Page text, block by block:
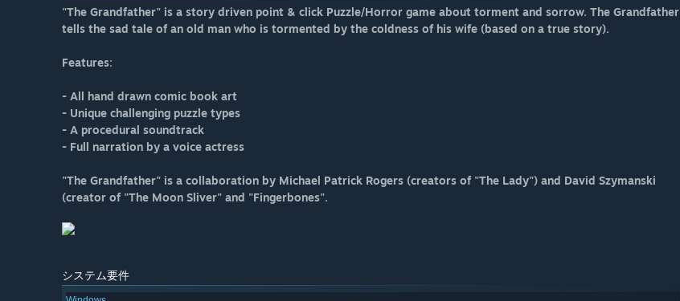
"The Grandfather" is a story driven point & click Puzzle/Horror game about torment and sorrow. The Grandfather
tells the sad tale of an old man who is tormented by the coldness of his wife (based on a true story).
Features:
- All hand drawn comic book art
- Unique challenging puzzle types
- A procedural soundtrack
- Full narration by a voice actress
"The Grandfather" is a collaboration by Michael Patrick Rogers (creators of "The Lady") and David Szymanski
(creator of "The Moon Sliver" and "Fingerbones".
システム要件